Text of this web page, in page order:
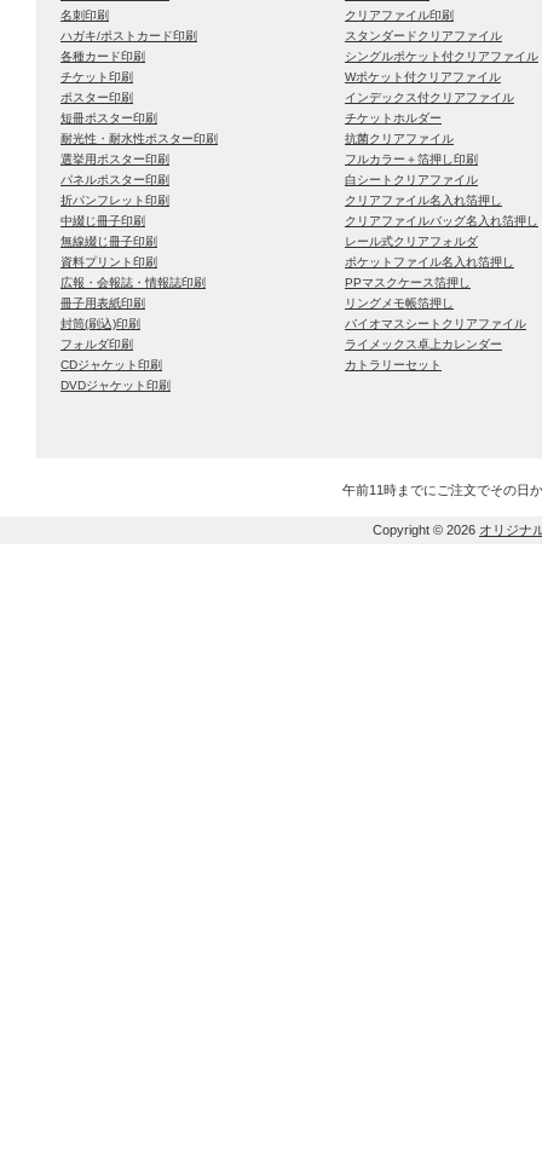
名刺印刷
ハガキ/ポストカード印刷
各種カード印刷
チケット印刷
ポスター印刷
短冊ポスター印刷
耐光性・耐水性ポスター印刷
選挙用ポスター印刷
パネルポスター印刷
折パンフレット印刷
中綴じ冊子印刷
無線綴じ冊子印刷
資料プリント印刷
広報・会報誌・情報誌印刷
冊子用表紙印刷
封筒(刷込)印刷
フォルダ印刷
CDジャケット印刷
DVDジャケット印刷
クリアファイル印刷
スタンダードクリアファイル
シングルポケット付クリアファイル
Wポケット付クリアファイル
インデックス付クリアファイル
チケットホルダー
抗菌クリアファイル
フルカラー＋箔押し印刷
白シートクリアファイル
クリアファイル名入れ箔押し
クリアファイルバッグ名入れ箔押し
レール式クリアフォルダ
ポケットファイル名入れ箔押し
PPマスクケース箔押し
リングメモ帳箔押し
バイオマスシートクリアファイル
ライメックス卓上カレンダー
カトラリーセット
午前11時までにご注文でその日
Copyright © 2026 オリジナ